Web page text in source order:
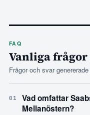
FAQ
Vanliga
Frågor och svar
01
Vad omfattar
Mellanöstern?